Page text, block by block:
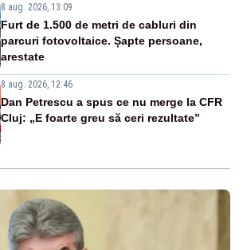
8 aug. 2026, 13:09
Furt de 1.500 de metri de cabluri din
parcuri fotovoltaice. Șapte persoane,
arestate
8 aug. 2026, 12:46
Dan Petrescu a spus ce nu merge la CFR
Cluj: „E foarte greu să ceri rezultate”